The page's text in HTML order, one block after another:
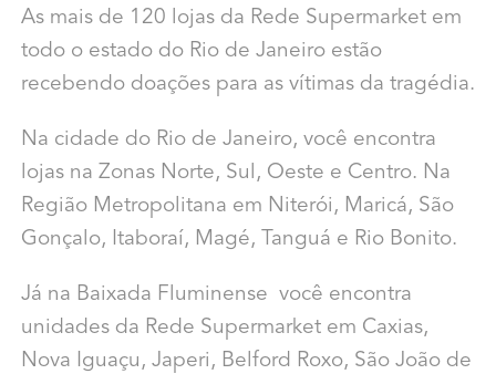
As mais de 120 lojas da Rede Supermarket em
todo o estado do Rio de Janeiro estão
recebendo doações para as vítimas da tragédia.
Na cidade do Rio de Janeiro, você encontra
lojas na Zonas Norte, Sul, Oeste e Centro. Na
Região Metropolitana em Niterói, Maricá, São
Gonçalo, Itaboraí, Magé, Tanguá e Rio Bonito.
Já na Baixada Fluminense você encontra
unidades da Rede Supermarket em Caxias,
Nova Iguaçu, Japeri, Belford Roxo, São João de